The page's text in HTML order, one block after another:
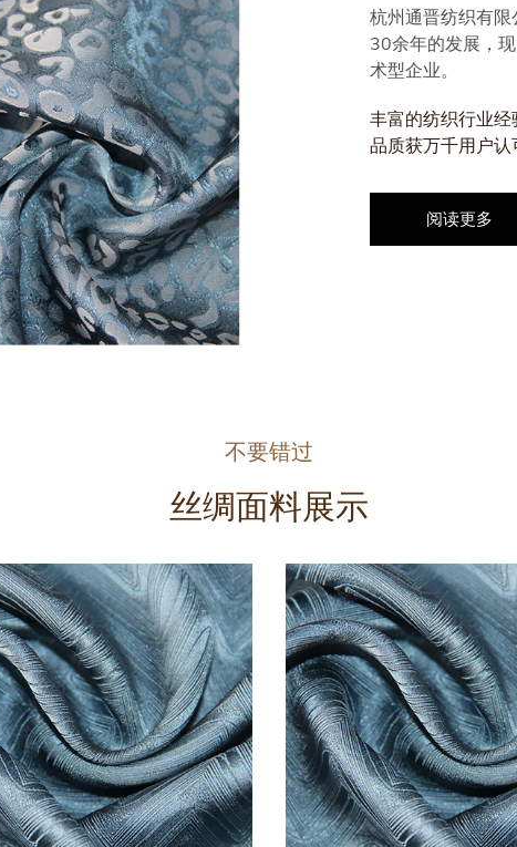
杭州通晋纺织有
30余年的发展，
术型企业。
丰富的纺织行业经
品质获万千用户认
阅读更多
不要错过
丝绸面料展示